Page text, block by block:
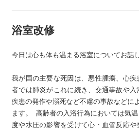
浴室改修
今日は心も体も温まる浴室についてお話
我が国の主要な死因は、悪性腫瘍、心
者では肺炎がこれに続き、交通事故や
疾患の発作や溺死など不慮の事故などに
ます。 高齢者の入浴行為においては気
度や水圧の影響を受けて心・血管反応